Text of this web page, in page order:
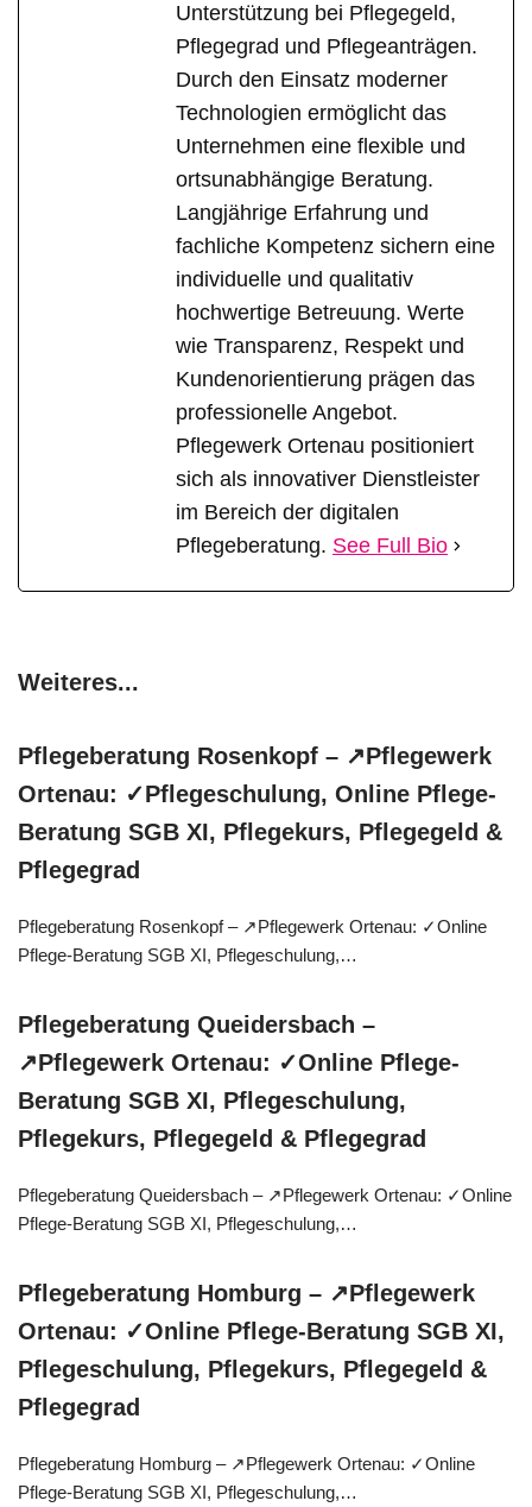
Unterstützung bei Pflegegeld,
Pflegegrad und Pflegeanträgen.
Durch den Einsatz moderner
Technologien ermöglicht das
Unternehmen eine flexible und
ortsunabhängige Beratung.
Langjährige Erfahrung und
fachliche Kompetenz sichern eine
individuelle und qualitativ
hochwertige Betreuung. Werte
wie Transparenz, Respekt und
Kundenorientierung prägen das
professionelle Angebot.
Pflegewerk Ortenau positioniert
sich als innovativer Dienstleister
im Bereich der digitalen
Pflegeberatung. See Full Bio
Weiteres...
Pflegeberatung Rosenkopf – ↗️Pflegewerk
Ortenau: ✓Pflegeschulung, Online Pflege-
Beratung SGB XI, Pflegekurs, Pflegegeld &
Pflegegrad
Pflegeberatung Rosenkopf – ↗️Pflegewerk Ortenau: ✓Online
Pflege-Beratung SGB XI, Pflegeschulung,…
Pflegeberatung Queidersbach –
↗️Pflegewerk Ortenau: ✓Online Pflege-
Beratung SGB XI, Pflegeschulung,
Pflegekurs, Pflegegeld & Pflegegrad
Pflegeberatung Queidersbach – ↗️Pflegewerk Ortenau: ✓Online
Pflege-Beratung SGB XI, Pflegeschulung,…
Pflegeberatung Homburg – ↗️Pflegewerk
Ortenau: ✓Online Pflege-Beratung SGB XI,
Pflegeschulung, Pflegekurs, Pflegegeld &
Pflegegrad
Pflegeberatung Homburg – ↗️Pflegewerk Ortenau: ✓Online
Pflege-Beratung SGB XI, Pflegeschulung,…